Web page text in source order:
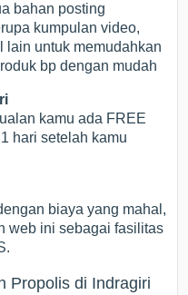
bahan posting
kumpulan video,
lain untuk memudahkan
bp dengan mudah
kamu ada FREE
hari setelah kamu
biaya yang mahal,
web ini sebagai fasilitas
Propolis di Indragiri